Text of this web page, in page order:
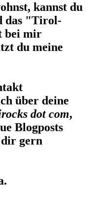
kannst du
das "Tirol-
bei mir
du meine
über deine
dot com,
Blogposts
dir gern